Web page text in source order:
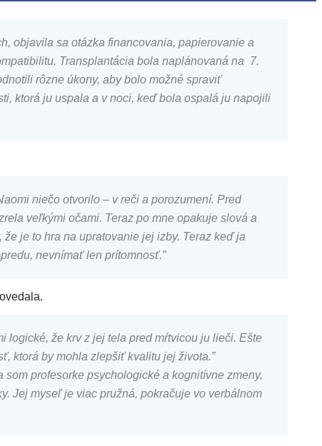
objavila sa otázka financovania, papierovanie a
Transplantácia bola naplánovaná na 7.
rôzne úkony, aby bolo možné spraviť
ktorá ju uspala a v noci, keď bola ospalá ju napojili
niečo otvorilo – v reči a porozumení. Pred
veľkými očami. Teraz po mne opakuje slová a
je to hra na upratovanie jej izby. Teraz keď ja
nevnímať len prítomnosť.”
logické, že krv z jej tela pred mŕtvicou ju lieči. Ešte
ktorá by mohla zlepšiť kvalitu jej života.”
profesorke psychologické a kognitívne zmeny,
Jej myseľ je viac pružná, pokračuje vo verbálnom